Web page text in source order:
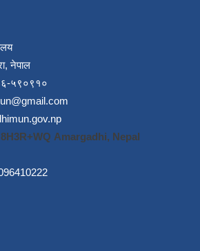
नेपाल
५९०९१०
Amargadhi, Nepal